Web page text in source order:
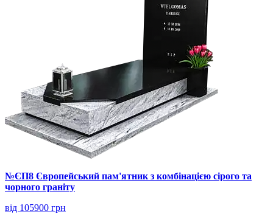
№ЄП8 Європейський пам'ятник з комбінацією сірого та
чорного граніту
від 105900 грн